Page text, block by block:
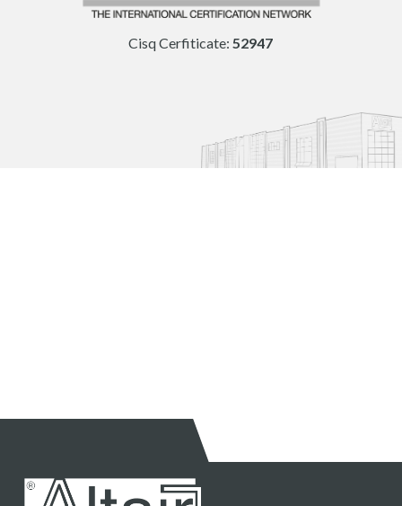
Cisq Cerfiticate:52947